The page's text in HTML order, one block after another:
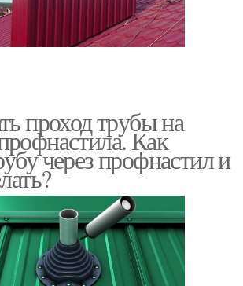
проход трубы на
Как
через профнастил и